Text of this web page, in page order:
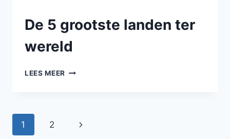
De 5 grootste landen ter
wereld
LEES MEER
1 2